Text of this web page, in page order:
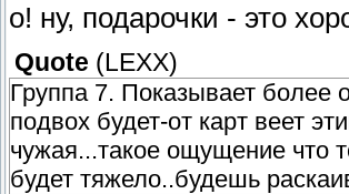
о! ну, подарочки - это
Quote (LEXX)
Группа 7. Показывает более
подвох будет-от карт веет
чужая...такое ощущение что
будет тяжело..будешь